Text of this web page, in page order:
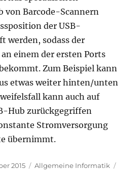
von Barcode-Scannern
der USB-
werden, sodass der
einem der ersten Ports
Zum Beispiel kann
etwas weiter hinten/unten
kann auch auf
Hub zurückgegriffen
Stromversorgung
übernimmt.
2015 Kategorien
Allgemeine Informatik